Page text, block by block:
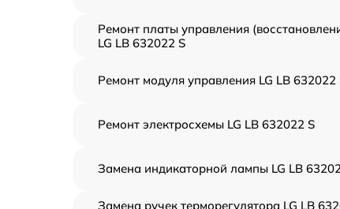
Ремонт платы управления
LG LB 632022 S
Ремонт модуля управления LG LB 632022
Ремонт электросхемы LG LB 632022 S
Замена индикаторной лампы LG LB
Замена ручек терморегулятора LG LB